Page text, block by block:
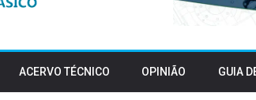
ACERVO TÉCNICO OPINIÃO GUIA